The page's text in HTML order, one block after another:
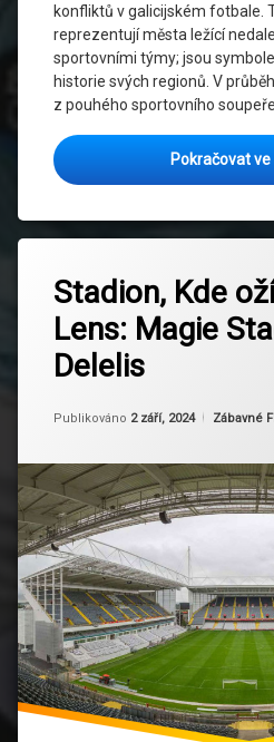
konfliktů v galicijském fotbale.
reprezentují města ležící
sportovními týmy; jsou
historie svých regionů. V
z pouhého sportovního
Pokračovat
Španělský
fotbal
Taktika
a styl
Stadion, Kde
Lens: Magie
Delelis
Publikováno 2 září, 2024 Kategorie:
Zábavné
Architektura
stadionu
Ekologické
Fotbalové
události
Historie
stadionu
Kulturní
význam
stadionu
Město
komentář
na
Stadion,
Kde
ožívá
Duše
Magie
Bollaert-
Delelis